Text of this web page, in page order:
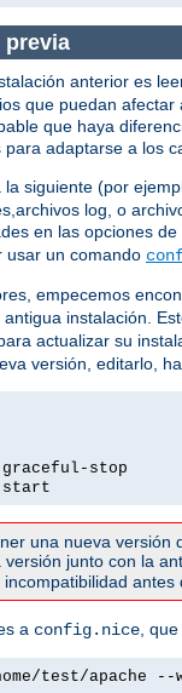
previa
anterior es
que puedan
que haya
adaptarse a los
siguiente (por
log, o
en las opciones de
usar un comando
empecemos
instalación.
actualizar su
versión, editarlo,
stop
start
una nueva
junto con la
antes
a config.nice ,
test/apache --